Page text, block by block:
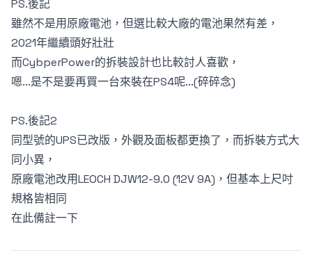
PS.後記
雖然不是用原廠電池，但選比較大廠的電池果然有差，
2021年繼續頭好壯壯
而CybperPower的拆裝設計也比較討人喜歡，
嗯...是不是要再買一台來裝在PS4呢...(碎碎念)
PS.後記2
同型號的UPS已改版，外觀及面板都更換了，而拆裝方式大
同小異，
原廠電池改用LEOCH DJW12-9.0 (12V 9A)，但基本上尺吋
規格皆相同
在此備註一下